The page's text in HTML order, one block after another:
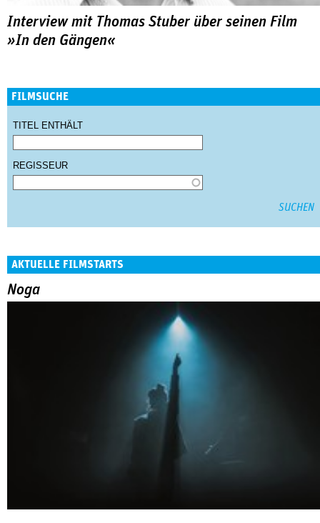
Interview mit Thomas Stuber über seinen Film
»In den Gängen«
FILMSUCHE
TITEL ENTHÄLT
REGISSEUR
AKTUELLE FILMSTARTS
Noga